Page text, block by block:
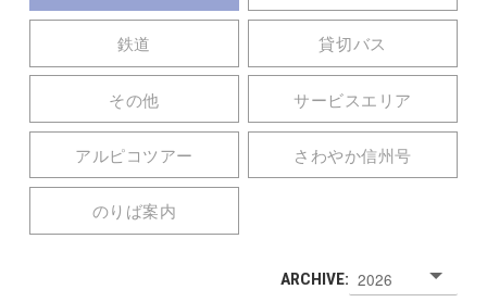
鉄道 貸切バス
その他 サービスエリア
アルピコツアー さわやか信州号
のりば案内
ARCHIVE: